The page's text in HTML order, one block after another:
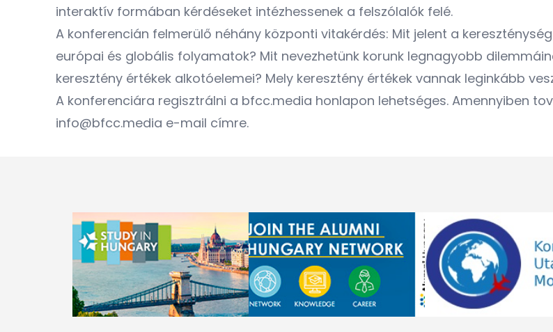
interaktív formában kérdéseket intézhessenek a felszólalók felé.
A konferencián felmerülő néhány központi vitakérdés: Mit jelent a
európai és globális folyamatok? Mit nevezhetünk korunk legnagyobb
keresztény értékek alkotóelemei? Mely keresztény értékek vannak leginkább
A konferenciára regisztrálni a bfcc.media honlapon lehetséges. Amennyiben
info@bfcc.media e-mail címre.